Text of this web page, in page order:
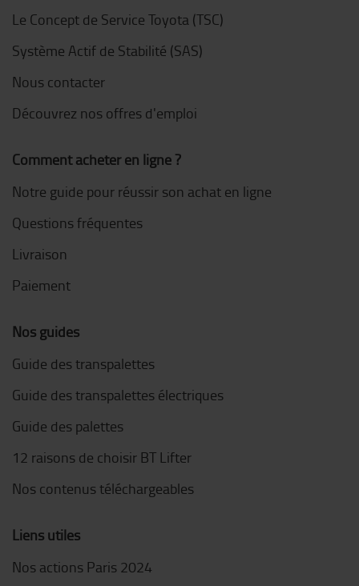
Le Concept de Service Toyota (TSC)
Système Actif de Stabilité (SAS)
Nous contacter
Découvrez nos offres d'emploi
Comment acheter en ligne ?
Notre guide pour réussir son achat en ligne
Questions fréquentes
Livraison
Paiement
Nos guides
Guide des transpalettes
Guide des transpalettes électriques
Guide des palettes
12 raisons de choisir BT Lifter
Nos contenus téléchargeables
Liens utiles
Nos actions Paris 2024